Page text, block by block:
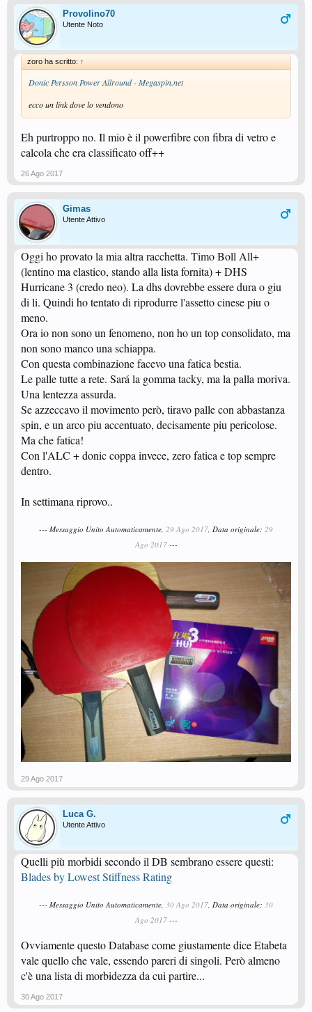
Provolino70
Utente Noto
zoro ha scritto: ↑
Donic Persson Power Allround - Megaspin.net
ecco un link dove lo vendono
Eh purtroppo no. Il mio è il powerfibre con fibra di vetro e
calcola che era classificato off++
26 Ago 2017
Gimas
Utente Attivo
Oggi ho provato la mia altra racchetta. Timo Boll All+
(lentino ma elastico, stando alla lista fornita) + DHS
Hurricane 3 (credo neo). La dhs dovrebbe essere dura o giu
di li. Quindi ho tentato di riprodurre l'assetto cinese piu o
meno.
Ora io non sono un fenomeno, non ho un top consolidato, ma
non sono manco una schiappa.
Con questa combinazione facevo una fatica bestia.
Le palle tutte a rete. Sará la gomma tacky, ma la palla moriva.
Una lentezza assurda.
Se azzeccavo il movimento però, tiravo palle con abbastanza
spin, e un arco piu accentuato, decisamente piu pericolose.
Ma che fatica!
Con l'ALC + donic coppa invece, zero fatica e top sempre
dentro.
In settimana riprovo..
--- Messaggio Unito Automaticamente, 29 Ago 2017, Data originale: 29
Ago 2017---
29 Ago 2017
Luca G.
Utente Attivo
Quelli più morbidi secondo il DB sembrano essere questi:
Blades by Lowest Stiffness Rating
--- Messaggio Unito Automaticamente, 30 Ago 2017, Data originale: 30
Ago 2017---
Ovviamente questo Database come giustamente dice Etabeta
vale quello che vale, essendo pareri di singoli. Però almeno
c'è una lista di morbidezza da cui partire...
30 Ago 2017